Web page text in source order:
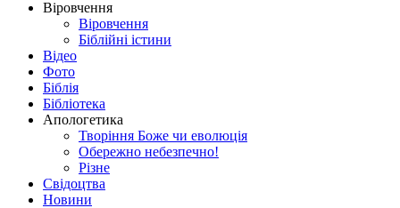
Віровчення
Віровчення
Біблійні істини
Відео
Фото
Біблія
Бібліотека
Апологетика
Творіння Боже чи еволюція
Обережно небезпечно!
Різне
Свідоцтва
Новини